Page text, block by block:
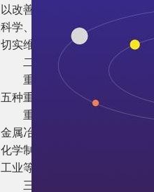
以改善生态环境质量为核心，
科学、依法治污，注重减污降
切实维护人民群众身体健康。
二、防控重点
重点重金属污染物。重点防
五种重金属污染物排放量实施
重点行业。包括重有色金属
金属冶炼业（铜、铅锌、镍钴
化学制品制造业（电石法聚氯
工业等6个行业。重点区域。
三、主要目标